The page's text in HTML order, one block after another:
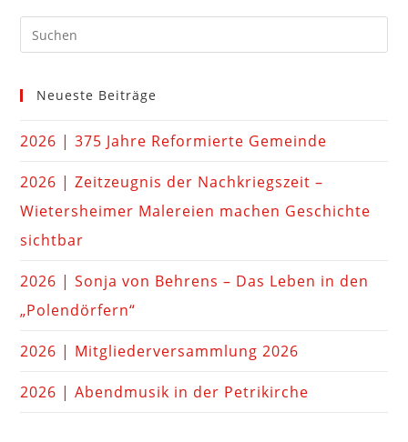
Neueste Beiträge
2026 | 375 Jahre Reformierte Gemeinde
2026 | Zeitzeugnis der Nachkriegszeit –
Wietersheimer Malereien machen Geschichte
sichtbar
2026 | Sonja von Behrens – Das Leben in den
„Polendörfern“
2026 | Mitgliederversammlung 2026
2026 | Abendmusik in der Petrikirche